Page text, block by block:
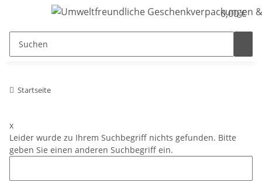
0,00 €
Startseite
x
Leider wurde zu Ihrem Suchbegriff nichts gefunden. Bitte
geben Sie einen anderen Suchbegriff ein.